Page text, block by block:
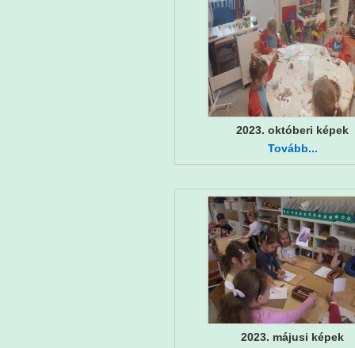
2023. októberi képek
Tovább...
2023. májusi képek